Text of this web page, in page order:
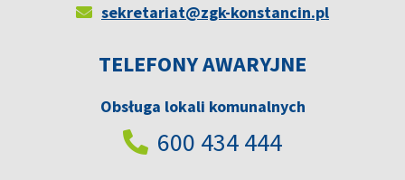
sekretariat@zgk-konstancin.pl
TELEFONY AWARYJNE
Obsługa lokali komunalnych
600 434 444